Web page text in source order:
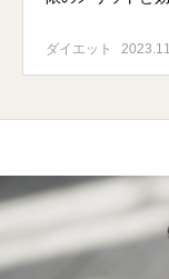
ダイエット